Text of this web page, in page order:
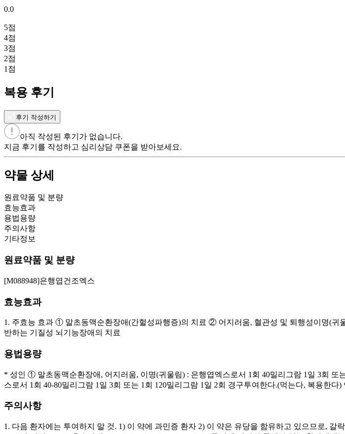
0.0
5점
4점
3점
2점
1 점
복용 후기
후기 작성하기
아직 작성된 후기가 없습니다.
지금 후기를 작성하고 심리상담 쿠폰을 받아보세요.
약물 상세
원료약품 및 분량
효능효과
용법용량
주의사항
기타정보
원료약품 및 분량
[M088948]은행엽건조엑스
효능효과
1. 주효능 효과 ① 말초동맥순환장애(간헐성파행증)의 치료 ② 어지러움, 혈관성 및 퇴행성이명(
반하는 기질성 뇌기능장애의 치료
용법용량
* 성인 ① 말초동맥순환장애, 어지러움, 이명(귀울림) : 은행엽엑스로서 1회 40밀리그람 1일 3회
스로서 1회 40-80밀리그람 1일 3회 또는 1회 120밀리그람 1일 2회 경구투여한다.(먹는다, 복용한다
주의사항
1. 다음 환자에는 투여하지 말 것. 1) 이 약에 과민증 환자 2) 이 약은 유당을 함유하고 있으므로, 갈